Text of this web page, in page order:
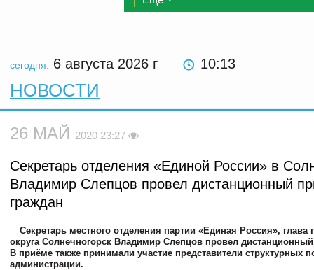
сегодня: 6 августа 2026 г 10:13
НОВОСТИ
26 МАЙ 2020 23:27
Секретарь отделения «Единой России» в
Владимир Слепцов провел дистанционный
граждан
Секретарь местного отделения партии «Единая Россия», глава
округа Солнечногорск Владимир Слепцов провел
В приёме также принимали участие представители структурных
администрации.